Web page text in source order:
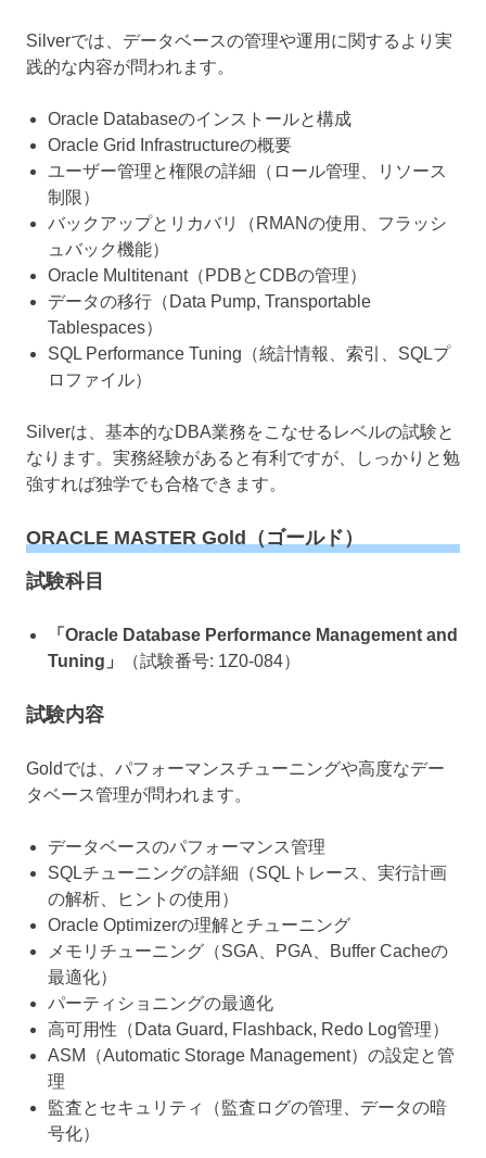
Silverでは、データベースの管理や運用に関するより実
践的な内容が問われます。
Oracle Databaseのインストールと構成
Oracle Grid Infrastructureの概要
ユーザー管理と権限の詳細（ロール管理、リソース
制限）
バックアップとリカバリ（RMANの使用、フラッシ
ュバック機能）
Oracle Multitenant（PDBとCDBの管理）
データの移行（Data Pump, Transportable
Tablespaces）
SQL Performance Tuning（統計情報、索引、SQLプ
ロファイル）
Silverは、基本的なDBA業務をこなせるレベルの試験と
なります。実務経験があると有利ですが、しっかりと勉
強すれば独学でも合格できます。
ORACLE MASTER Gold（ゴールド）
試験科目
「Oracle Database Performance Management and
Tuning」
（試験番号: 1Z0-084）
試験内容
Goldでは、パフォーマンスチューニングや高度なデー
タベース管理が問われます。
データベースのパフォーマンス管理
SQLチューニングの詳細（SQLトレース、実行計画
の解析、ヒントの使用）
Oracle Optimizerの理解とチューニング
メモリチューニング（SGA、PGA、Buffer Cacheの
最適化）
パーティショニングの最適化
高可用性（Data Guard, Flashback, Redo Log管理）
ASM（Automatic Storage Management）の設定と管
理
監査とセキュリティ（監査ログの管理、データの暗
号化）